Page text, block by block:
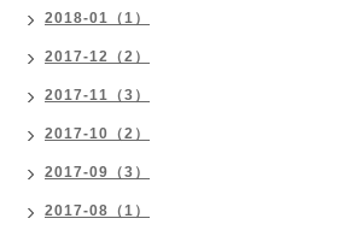
2018-01（1）
2017-12（2）
2017-11（3）
2017-10（2）
2017-09（3）
2017-08（1）